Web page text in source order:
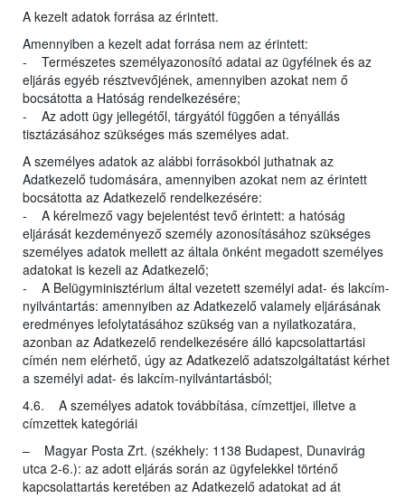
A kezelt adatok forrása az érintett.
Amennyiben a kezelt adat forrása nem az érintett:
- Természetes személyazonosító adatai az ügyfélnek és az
eljárás egyéb résztvevőjének, amennyiben azokat nem ő
bocsátotta a Hatóság rendelkezésére;
- Az adott ügy jellegétől, tárgyától függően a tényállás
tisztázásához szükséges más személyes adat.
A személyes adatok az alábbi forrásokból juthatnak az
Adatkezelő tudomására, amennyiben azokat nem az érintett
bocsátotta az Adatkezelő rendelkezésére:
- A kérelmező vagy bejelentést tevő érintett: a hatóság
eljárását kezdeményező személy azonosításához szükséges
személyes adatok mellett az általa önként megadott személyes
adatokat is kezeli az Adatkezelő;
- A Belügyminisztérium által vezetett személyi adat- és lakcím-
nyilvántartás: amennyiben az Adatkezelő valamely eljárásának
eredményes lefolytatásához szükség van a nyilatkozatára,
azonban az Adatkezelő rendelkezésére álló kapcsolattartási
címén nem elérhető, úgy az Adatkezelő adatszolgáltatást kérhet
a személyi adat- és lakcím-nyilvántartásból;
4.6. A személyes adatok továbbítása, címzettjei, illetve a
címzettek kategóriái
– Magyar Posta Zrt. (székhely: 1138 Budapest, Dunavirág
utca 2-6.): az adott eljárás során az ügyfelekkel történő
kapcsolattartás keretében az Adatkezelő adatokat ad át